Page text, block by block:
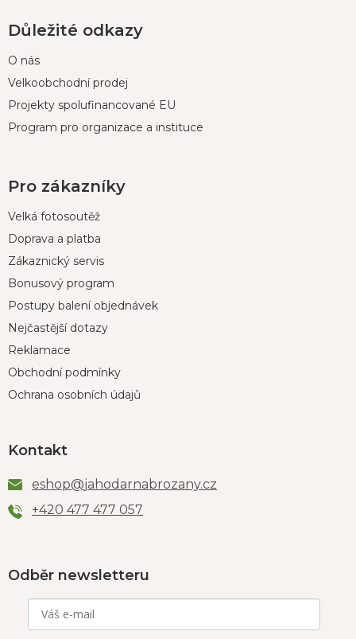
Důležité odkazy
O nás
Velkoobchodní prodej
Projekty spolufinancované EU
Program pro organizace a instituce
Pro zákazníky
Velká fotosoutěž
Doprava a platba
Zákaznický servis
Bonusový program
Postupy balení objednávek
Nejčastější dotazy
Reklamace
Obchodní podmínky
Ochrana osobních údajů
Kontakt
eshop@jahodarnabrozany.cz
+420 477 477 057
Odběr newsletteru